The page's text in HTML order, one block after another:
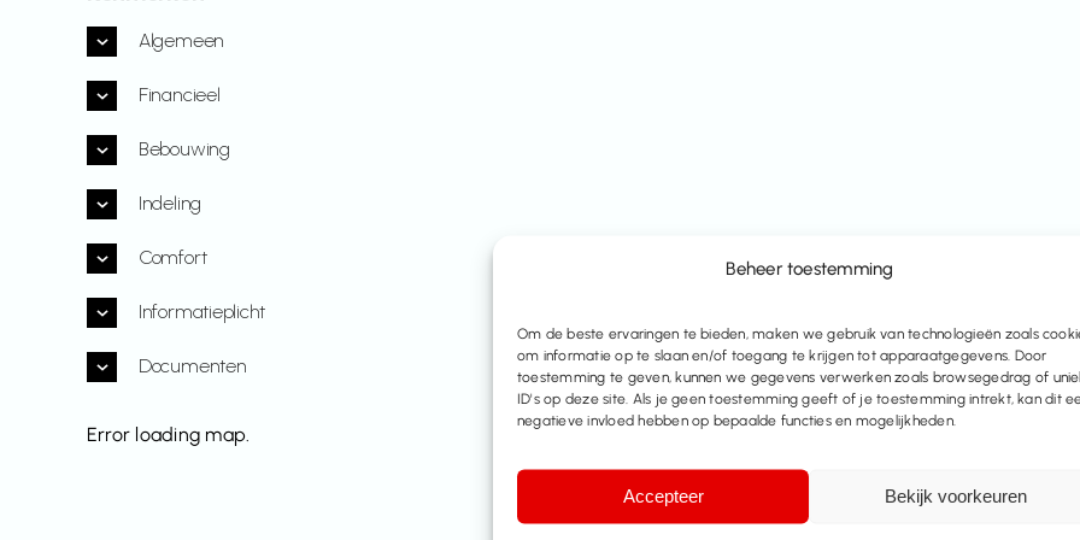
Beheer toestemming
Om de beste ervaringen te bieden, maken we gebruik van technologieën zoals
om informatie op te slaan en/of toegang te krijgen tot apparaatgegevens. Door
toestemming te geven, kunnen we gegevens verwerken zoals browsegedrag of
ID's op deze site. Als je geen toestemming geeft of je toestemming intrekt, kan dit
negatieve invloed hebben op bepaalde functies en mogelijkheden.
Accepteer Bekijk voorkeuren
Algemeen
Financieel
Bebouwing
Indeling
Comfort
Informatieplicht
Documenten
Error loading map.